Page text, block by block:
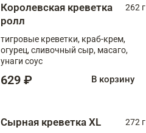
Королевская креветка
ролл
262 г
тигровые креветки, краб-крем,
огурец, сливочный сыр, масаго,
унаги соус
629 ₽ В корзину
Сырная креветка XL
272 г